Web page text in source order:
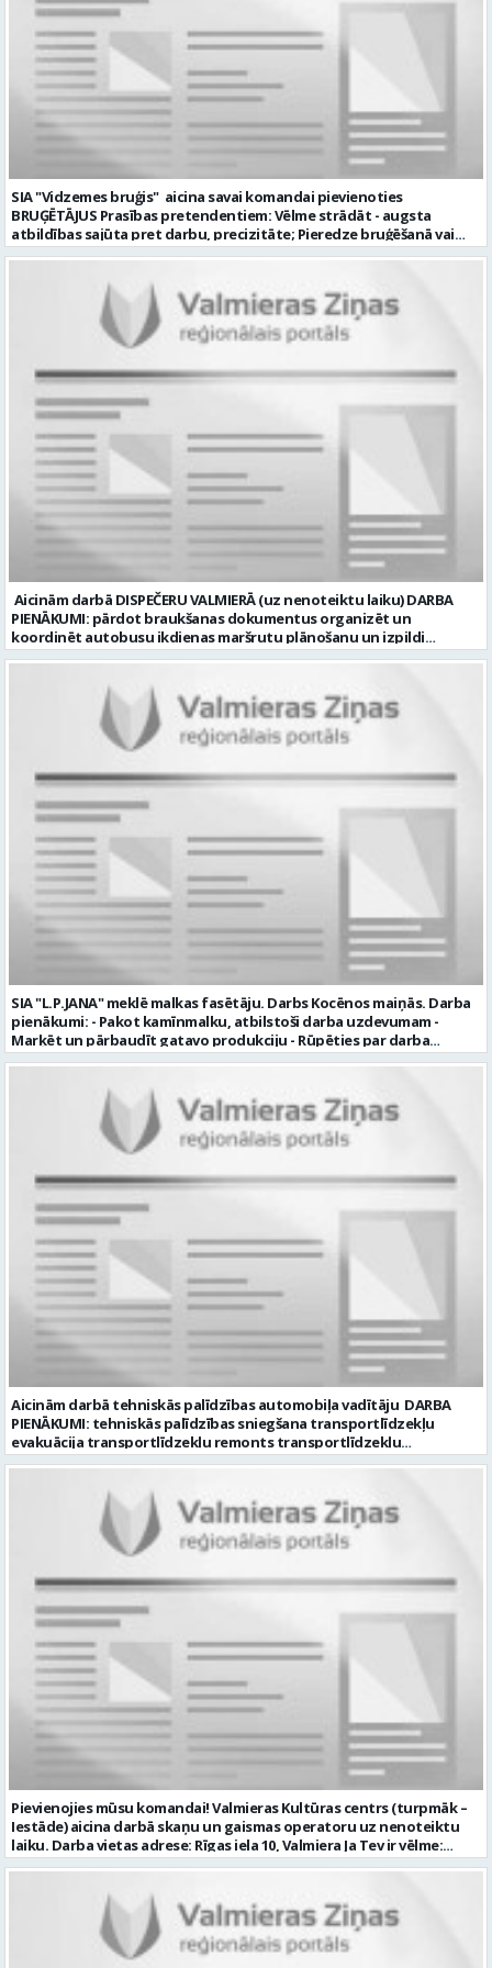
SIA "Vidzemes bruģis" aicina savai komandai pievienoties
BRUĢĒTĀJUS Prasības pretendentiem: Vēlme strādāt - augsta
atbildības sajūta pret darbu, precizitāte; Pieredze bruģēšanā vai
ceļu būvniecībā. Darba pienākumi: Bruģakmens ieklāšana; Ceļu, ielas
Bruģakmens pamatnes sagatavošana. Mēs nodrošinām: Stabilu
atalgojumu; Stabilu darbu ilgtermiņā; Nodrošinām ar darba
apģērbu un darba instrumentiem; Labus darba apstākļus. Darba
laika veids un režīms: normālais darba laiks; darba dienās 8.00-17.00;
sestdienas, svētdienas un svētku dienas brīvas. Darba objekti
Valmierā un tās apkārtnē (Vidzemē). CV ar amata norādi lūdzam
sūtīt uz e-pastu: vbrugis@inbox.lv Tālrunis informācijai: 26121050.
Profesija: BRUĢĒTĀJS Darba vietas adrese: LATVIJA, Alejas iela 10,
Valmiermuiža, Valmieras pag., Valmieras nov. Darba laika veids:
Normālais darba laiks Darba veids: Darbinieka amats uz nenoteiktu
laiku Slodze: Viena vesela slodze Darbības joma: Būvniecība /
Nekustamais īpašums Pieteikto vietu skaits: 1 Līgums: Darbinieka
amats uz nenoteiktu laiku Aktuāla līdz: 2026-08-20 Kontaktpersona:
CV lūdzam sūtīt uz e-pastu: vbrugis@inbox.lv
Aicinām darbā DISPEČERU VALMIERĀ (uz nenoteiktu laiku) DARBA
PIENĀKUMI: pārdot braukšanas dokumentus organizēt un
koordinēt autobusu ikdienas maršrutu plānošanu un izpildi
nodrošināt autobusu vadītāju dienas darba uzdevumu
profesionālā izglītība augsta atbildības sajūta, precizitāte un labas
komunikācijas spējas labas iemaņas darbā ar datoru un
elektronisko kases aparātu UZŅĒMUMS PIEDĀVĀ: darbu stabilā
uzņēmumā darba laiku: maiņu grafiks (1. dežūra no plkst. 05.20 līdz
plkst. 16.20 un 2.dežūra no plkst. 12.50-21.00) darba samaksu sākot no
1100 līdz 1250 EUR (pirms nodokļu nomaksas) pilnas sociālās
garantijas veselības apdrošināšanas iespējas dinamisku un
profesionālu darba vidi apmācību pirms darba pienākumu
uzsākšanas CV ar norādi vakancei „dispečers Valmierā” iesniegt līdz
2026. gada 21. augustam (ieskaitot): sūtot elektroniski uz info@vtu-
valmiera.lv personīgi SIA „VTU Valmiera”, Reģ.nr. 40003004220,
„Brandeļi”, Brandeļi, Kocēnu pagasts, Valmieras novads, personāla
daļā darba dienās no plkst. 13:00 līdz 16:00. 2 nedēļu laikā pēc
konkursa termiņa beigām sazināsimies ar pretendentiem, kuri tiks
aicināti uz tikšanos klātienē. Informācijai: 29231565 * Iesniegtos
personas datus SIA “VTU VALMIERA” izmantos, lai konkursa kārtībā
noteiktu vakancei atbilstošāko kandidātu. Ja kandidāts vēlas, lai
viņa personas dati tiktu saglabāti SIA “VTU VALMIERA” iekšējā datu
bāzē ar mērķi tos apstrādāt citos SIA “VTU VALMIERA” personāla
atlases konkursos, tad pieteikumā vakancei lūdzam kandidātam
norādīt savu piekrišanu personas datu saglabāšanai. Profesija:
TRANSPORTA DISPEČERS Darba vietas adrese: LATVIJA, Stacijas iela 1,
Valmiera, Valmieras nov. Darba laika veids: Summētais darba laiks
Darba veids: Darbinieka amats uz nenoteiktu laiku Slodze: Viena
vesela slodze Darbības joma: Pakalpojumi Pieteikto vietu skaits: 1
Līgums: Darbinieka amats uz nenoteiktu laiku Aktuāla līdz: 2026-08-
21 Kontaktpersona: CV ar norādi vakancei lūdzu sūtīt uz e-pastu
Vispārējā vidējā izglītība
SIA "L.P.JANA" meklē malkas fasētāju. Darbs Kocēnos maiņās. Darba
pienākumi: - Pakot kamīnmalku, atbilstoši darba uzdevumam -
Marķēt un pārbaudīt gatavo produkciju - Rūpēties par darba
kvalitāti un kārtību darba vietā Prasības kandidātiem: - Laba fiziskā
Uzņēmums piedāvā: - Atalgojumu EUR 1200 bruto (atkarīgs no
padarītā) - Vienmēr laikā izmaksātu algu - Profesionālus un
atbalstošus kolēģus Lūgums CV sūtīt uz e- pastu:
pasutijumi@lpjana.lv vai zvanīt pa tālruni: 28319289 Profesija:
SAIŅOŠANAS OPERATORS Algas izmaksas veids: Laika darba alga
Darba vietas adrese: LATVIJA, Gravas iela 2, Kocēni, Kocēnu pag.,
Valmieras nov. Slodze: Viena vesela slodze Darbības joma: Ražošana
Pieteikto vietu skaits: 2 Aktuāla līdz: 2027-09-07 Darba sākšanas
datums: 2026-08-17 Kontaktpersona: Davids Pavlovs
Aicinām darbā tehniskās palīdzības automobiļa vadītāju DARBA
PIENĀKUMI: tehniskās palīdzības sniegšana transportlīdzekļu
evakuācija transportlīdzekļu remonts transportlīdzekļu
sagatavošana tehniskai apskatei PRASĪBAS PRETENDENTIEM:
transportlīdzekļa vadītāja apliecība vēlama D, CE kategorijas
transportlīdzekļa vadītāja pieredze vismaz 2 gadi labas saskarsmes
un komunikācijas prasmes pieredze transportlīdzekļu remontu
veikšanā UZŅĒMUMS PIEDĀVĀ: darbu stabilā uzņēmumā darba
samaksu no 1600 EUR (pirms nodokļu nomaksas) darba laiku pēc
grafika: dežūra 08.00 – 17.00, 2.dežūra 08.00 – 21.00. pilnas sociālās
garantijas veselības apdrošināšanas iespējas dinamisku un
profesionālu darba vidi CV ar norādi vakancei „Tehniskās palīdzības
automobiļa vadītājs” iesniegt: sūtot elektroniski uz info@vtu-
valmiera.lv personīgi SIA „VTU Valmiera”, Reģ.nr. 40003004220,
administrācijas ēkas „Brandeļi”, Brandeļi, Kocēnu pagasts, Valmieras
novads, personāla daļā darba dienās no plkst. 09:00 līdz 16:00.
Sazināsimies ar pretendentiem, kuri būs izvirzīti nākamajai atlases
kārtai. * Iesniegtos personas datus SIA “VTU VALMIERA” izmantos, lai
konkursa kārtībā noteiktu vakancei atbilstošāko kandidātu. Ja
kandidāts vēlas, lai viņa personas dati tiktu saglabāti SIA “VTU
VALMIERA” personāla atlases konkursos, tad pieteikumā vakancei
lūdzam kandidātam norādīt savu piekrišanu personas datu
saglabāšanai. Profesija: AUTOMOBIĻA VADĪTĀJS Darba vietas adrese:
LATVIJA, Brandeļi, Brandeļi, Kocēnu pag., Valmieras nov. Darba laika
veids: Maiņu darbs Darbības joma: Pakalpojumi Pieteikto vietu
skaits: 1 Aktuāla līdz: 2026-08-21 Kontaktpersona: CV ar norādi
vakancei lūdzu sūtīt uz e-pastu info@vtu-valmiera.lv vai iesniegt
Pievienojies mūsu komandai! Valmieras Kultūras centrs (turpmāk –
Iestāde) aicina darbā skaņu un gaismas operatoru uz nenoteiktu
laiku. Darba vietas adrese: Rīgas iela 10, Valmiera Ja Tev ir vēlme:
nodrošināt skaņas un gaismas iekārtu un to vadības sistēmas
operatora pienākumus pasākumos Iestādēs telpās un ārpus tām
Iestādes; piemērot skaņas un gaismas mākslinieciskos risinājumus
pasākumos, plānot un organizēt apskaņošanas un gaismošanas
procesu, kā arī veikt pasākumu apskaņošanu un gaismošanu;